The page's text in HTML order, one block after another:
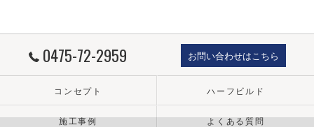
0475-72-2959 お問い合わせはこちら
コンセプト ハーフビルド
施工事例 よくある質問